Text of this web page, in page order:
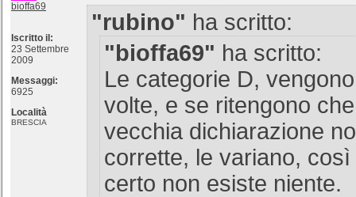
bioffa69
Iscritto il:
23 Settembre
2009
Messaggi:
6925
Località
BRESCIA
"rubino" ha scritto:
"bioffa69" ha scritto:
Le categorie D,
volte, e se ritengono
vecchia dichiarazione
corrette, le variano,
certo non esiste niente.